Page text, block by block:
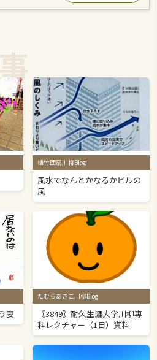
植竹団扇川柳Blog
風水でなんとかなるかビルの
風
妻
たむらあきこ川柳Blog
｟3849｠耐久生涯大学川柳専
科レクチャー（1日）資料